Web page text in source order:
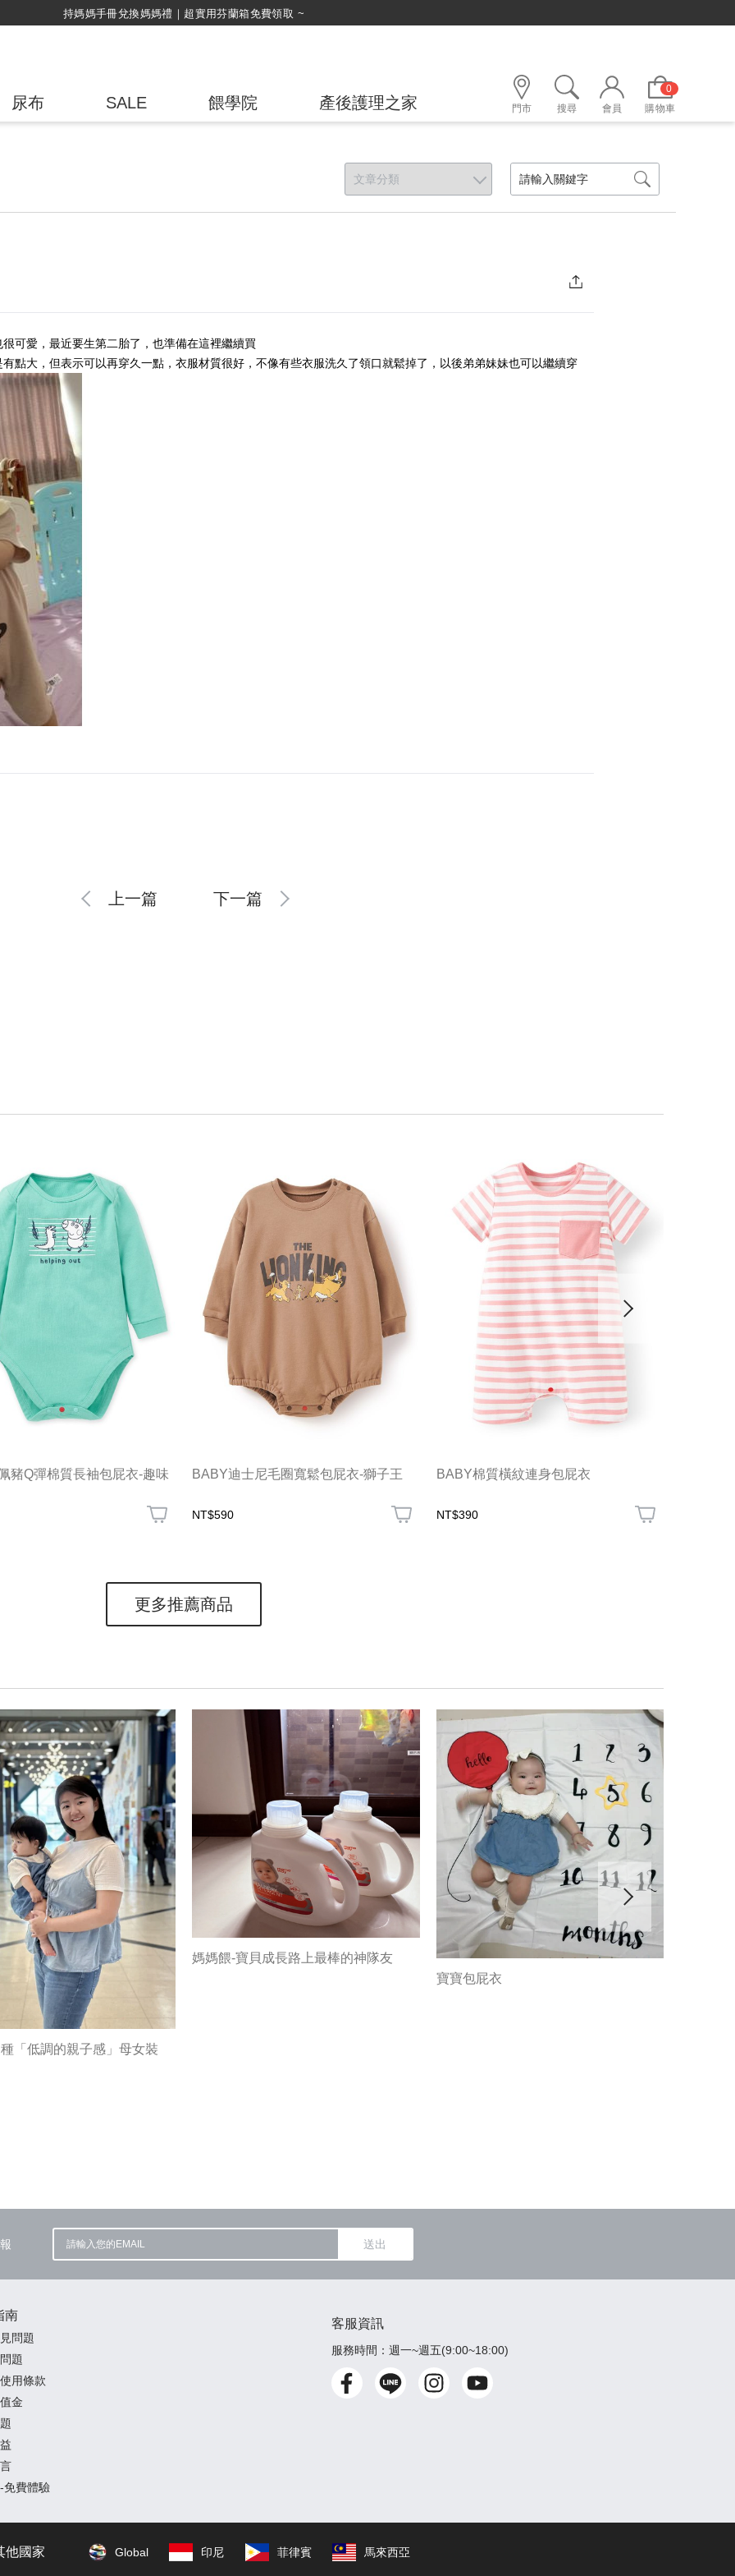
持媽媽手冊兌換媽媽禮｜超實用芬蘭箱免費領取 ~
尿布 SALE 餵學院 產後護理之家 門市 搜尋 會員
0
購物車
可愛，最近要生第二胎了，也準備在這裡繼續買
點大，但表示可以再穿久一點，衣服材質很好，不像有些衣服洗久了領口就鬆掉了，以後弟弟妹妹也可以繼續穿
上一篇 下一篇
豬Q彈棉質長袖包屁衣-趣味 BABY迪士尼毛圈寬鬆包屁衣-獅子王
NT$590
BABY棉質橫紋連身包屁衣
NT$390
更多推薦商品
「低調的親子感」母女裝
媽媽餵-寶貝成長路上最棒的神隊友
寶寶包屁衣
他國家 Global 印尼 菲律賓 馬來西亞
送出
南
問題
題
用條款
金
免費體驗
客服資訊
服務時間：週一~週五(9:00~18:00)